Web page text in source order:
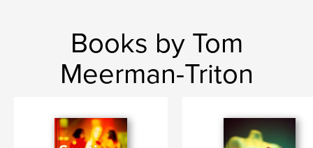
Books by Tom
Meerman-Triton